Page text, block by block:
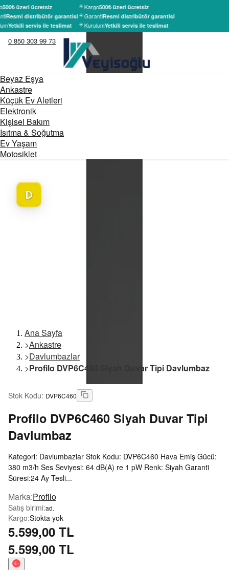
500₺ üzeri ücretsiz
Resmi distribütör garantisi
Yetkili servis ile teslimat
Kargo500₺ üzeri ücretsiz
GarantiResmi distribütör garantisi
KurulumYetkili servis ile teslimat
0 850 303 99 73
Beyaz Eşya
Ankastre
Küçük Ev Aletleri
Elektronik
Kişisel Bakım
Isıtma & Soğutma
Ev Yaşam
Motosiklet
D
Ana Sayfa
>Ankastre
>Davlumbazlar
>Profilo DVP6C460 Siyah Duvar Tipi Davlumbaz
Stok Kodu: DVP6C460
Profilo DVP6C460 Siyah Duvar Tipi
Davlumbaz
Kategori: Davlumbazlar Stok Kodu: DVP6C460 Hava Emiş Gücü:
380 m3/h Ses Seviyesi: 64 dB(A) re 1 pW Renk: Siyah Garanti
Süresi:24 Ay Tesli...
Marka:Profilo
Satış birimi:ad.
Kargo:Stokta yok
5.599,00 TL
5.599,00 TL